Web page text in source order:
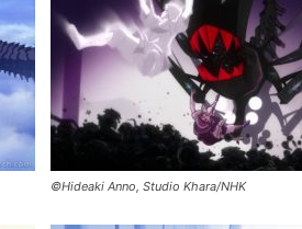
©Hideaki Anno, Studio Khara/NHK